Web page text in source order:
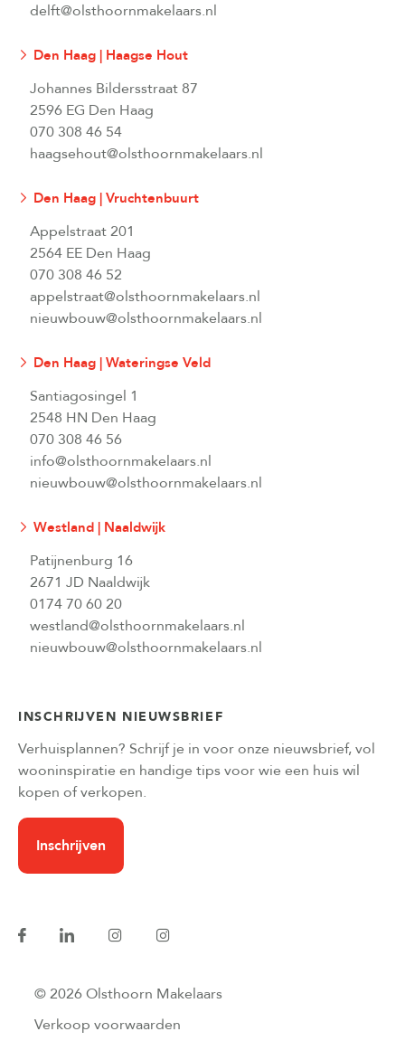
delft@olsthoornmakelaars.nl
Den Haag | Haagse Hout
Johannes Bildersstraat 87
2596 EG Den Haag
070 308 46 54
haagsehout@olsthoornmakelaars.nl
Den Haag | Vruchtenbuurt
Appelstraat 201
2564 EE Den Haag
070 308 46 52
appelstraat@olsthoornmakelaars.nl
nieuwbouw@olsthoornmakelaars.nl
Den Haag | Wateringse Veld
Santiagosingel 1
2548 HN Den Haag
070 308 46 56
info@olsthoornmakelaars.nl
nieuwbouw@olsthoornmakelaars.nl
Westland | Naaldwijk
Patijnenburg 16
2671 JD Naaldwijk
0174 70 60 20
westland@olsthoornmakelaars.nl
nieuwbouw@olsthoornmakelaars.nl
INSCHRIJVEN NIEUWSBRIEF
Verhuisplannen? Schrijf je in voor onze nieuwsbrief, vol
wooninspiratie en handige tips voor wie een huis wil
kopen of verkopen.
Inschrijven
© 2026 Olsthoorn Makelaars
Verkoop voorwaarden